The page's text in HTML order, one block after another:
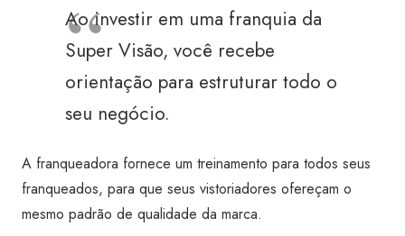
Ao investir em uma franquia da
Super Visão, você recebe
orientação para estruturar todo o
seu negócio.
A franqueadora fornece um treinamento para todos seus
franqueados, para que seus vistoriadores ofereçam o
mesmo padrão de qualidade da marca.